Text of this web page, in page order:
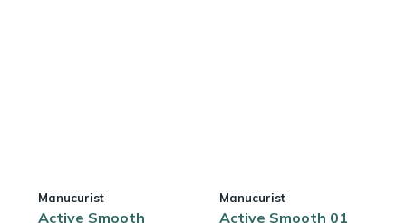
Manucurist
Active Smooth
Manucurist
Active Smooth 01